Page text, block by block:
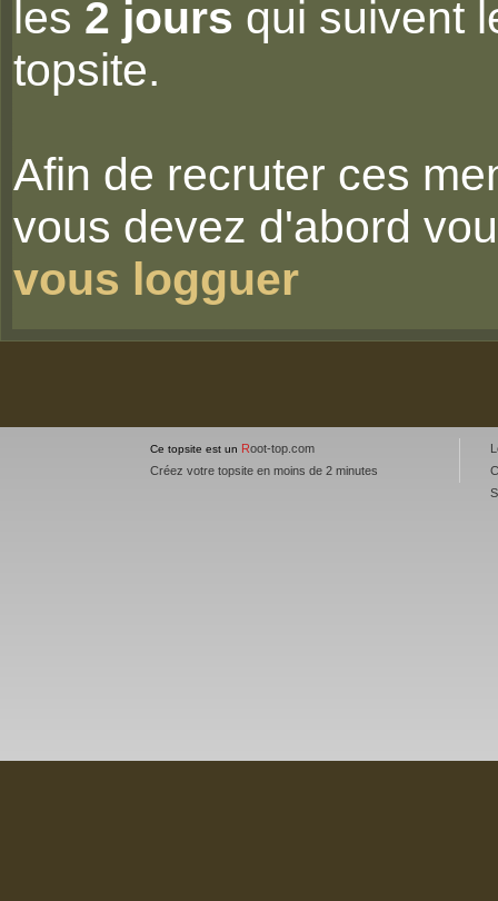
les 2 jours qui suivent
topsite.
Afin de recruter ces
vous devez d'abord
vous logguer
Ce topsite est un Root-top.com
Créez votre topsite en moins de 2 minutes